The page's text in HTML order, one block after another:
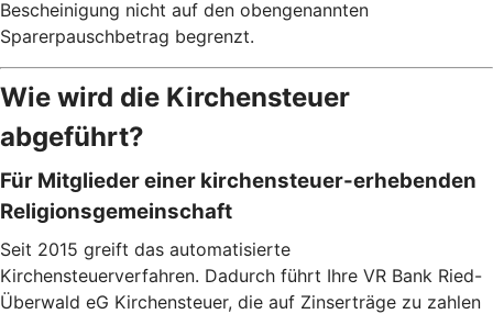
Bescheinigung nicht auf den obengenannten
Sparerpauschbetrag begrenzt.
Wie wird die Kirchensteuer
abgeführt?
Für Mitglieder einer kirchensteuer-erhebenden
Religionsgemeinschaft
Seit 2015 greift das automatisierte
Kirchensteuerverfahren. Dadurch führt Ihre VR Bank Ried-
Überwald eG Kirchensteuer, die auf Zinserträge zu zahlen